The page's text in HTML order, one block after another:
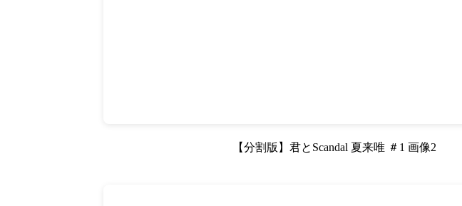
【分割版】君とScandal 夏来唯 ＃1 画像2